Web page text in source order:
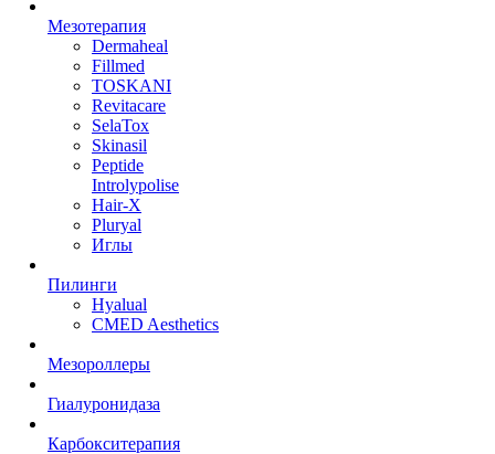
Мезотерапия
Dermaheal
Fillmed
TOSKANI
Revitacare
SelaTox
Skinasil
Peptide
Introlypolise
Hair-X
Pluryal
Иглы
Пилинги
Hyalual
CMED Aesthetics
Мезороллеры
Гиалуронидаза
Карбокситерапия